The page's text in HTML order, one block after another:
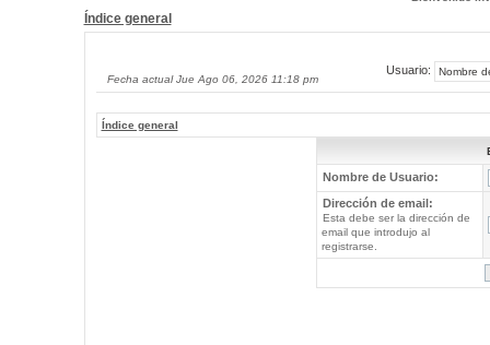
Índice general
Fecha actual Jue Ago 06, 2026 11:18 pm
Usuario:
Índice general
Nombre de Usuario:
Dirección de email:
Esta debe ser la dirección de
email que introdujo al
registrarse.